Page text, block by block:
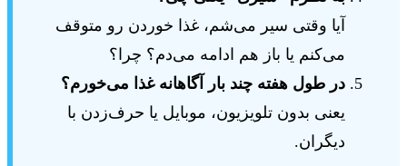
آیا وقتی سیر می‌شم، غذا خوردن رو متوقف
می‌کنم یا باز هم ادامه می‌دم؟ چرا؟
در طول هفته چند بار آگاهانه غذا می‌خورم؟
یعنی بدون تلویزیون، موبایل یا حرف‌زدن با
دیگران.